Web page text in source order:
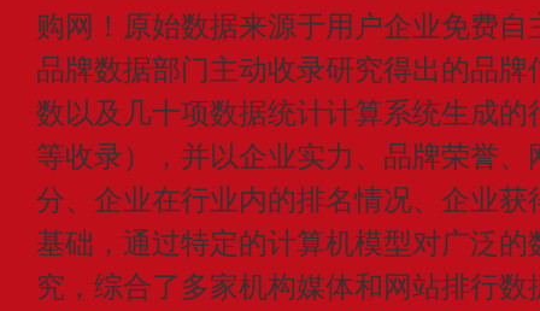
购网！原始数据来源于用户企业免费
品牌数据部门主动收录研究得出的品
数以及几十项数据统计计算系统生成
等收录），并以企业实力、品牌荣誉
分、企业在行业内的排名情况、企业
基础，通过特定的计算机模型对广泛
究，综合了多家机构媒体和网站排行